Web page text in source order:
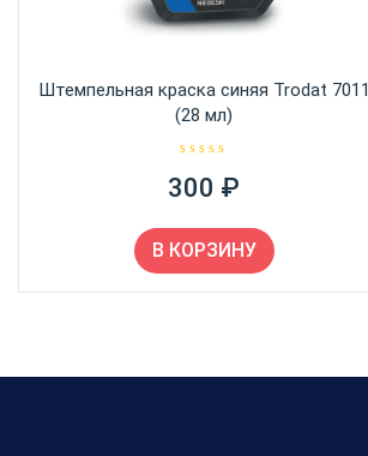
Штемпельная краска синяя Trodat 7011
(28 мл)
ц
е
к
а
0
и
300 ₽
В КОРЗИНУ